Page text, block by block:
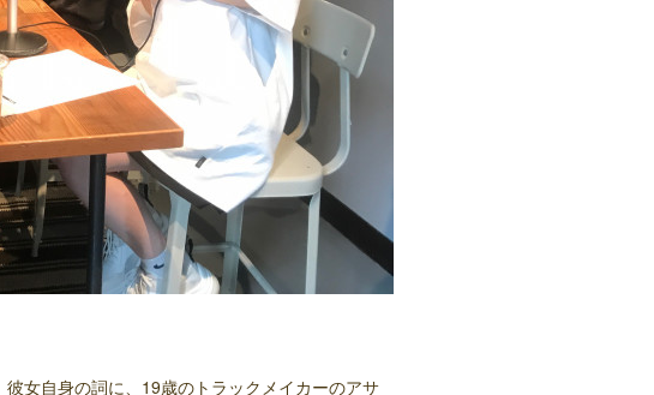
女自身の詞に、19歳のトラックメイカーのアサ